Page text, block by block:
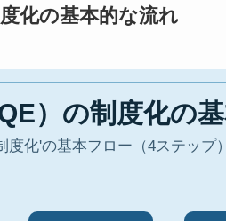
化の基本的な流れ